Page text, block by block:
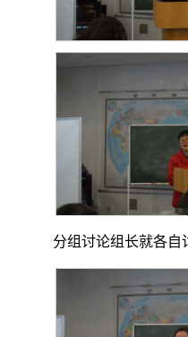
分组讨论组长就各自